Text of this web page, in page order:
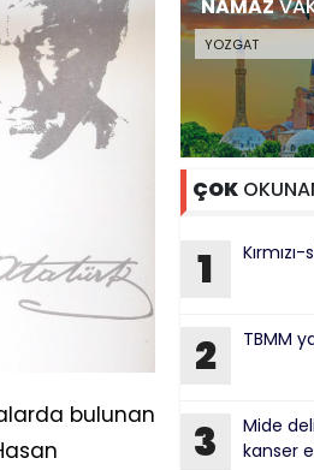
bulunan
NAMAZ
ÇOK
1
2 TBMM
3
Mide
kanser